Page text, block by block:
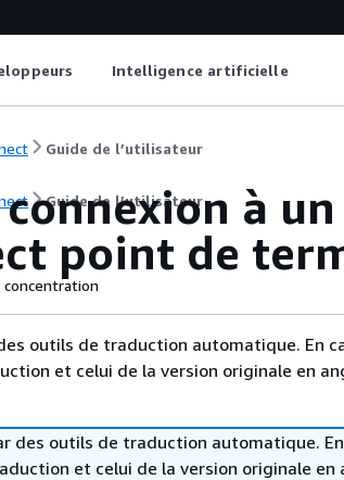
Intelligence artificielle
Guide de l’utilisateur
Guide de l’utilisateur
à
point de
concentration
outils de traduction automatique. En
et celui de la version originale en
des outils de traduction automatique.
et celui de la version originale en